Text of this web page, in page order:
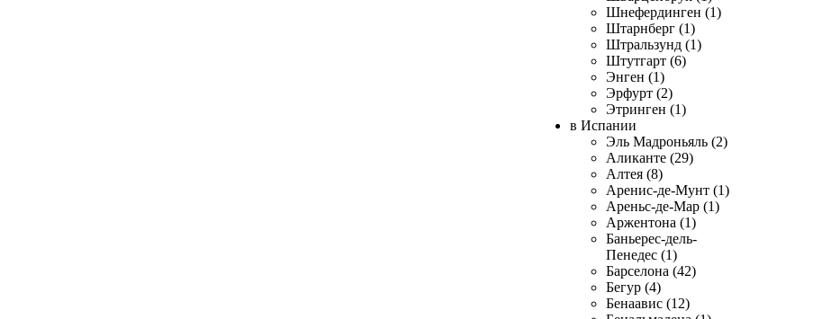
Шнефердинген (1)
Штарнберг (1)
Штральзунд (1)
Штутгарт (6)
Энген (1)
Эрфурт (2)
Этринген (1)
в Испании
Эль Мадроньяль (2)
Аликанте (29)
Алтея (8)
Аренис-де-Мунт (1)
Ареньс-де-Мар (1)
Аржентона (1)
Баньерес-дель-
Пенедес (1)
Барселона (42)
Бегур (4)
Бенаавис (12)